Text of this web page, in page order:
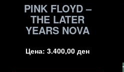
PINK FLOYD –
THE LATER
YEARS NOVA
Цена:3.400,00ден